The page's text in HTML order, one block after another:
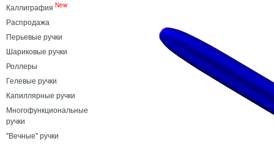
Каллиграфия New
Распродажа
Перьевые ручки
Шариковые ручки
Роллеры
Гелевые ручки
Капиллярные ручки
Многофункциональные
ручки
"Вечные" ручки